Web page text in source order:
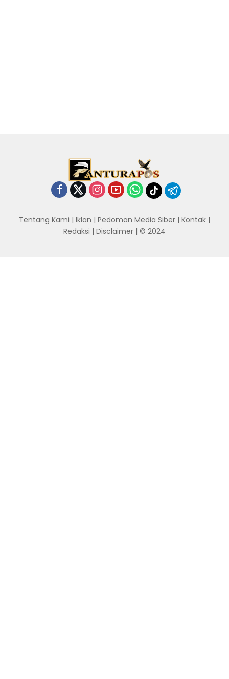
Tentang Kami | Iklan | Pedoman Media Siber | Kontak |
Redaksi | Disclaimer | © 2024